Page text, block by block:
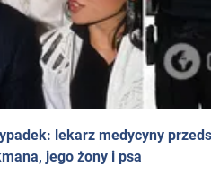
lekarz medycyny
jego żony i psa